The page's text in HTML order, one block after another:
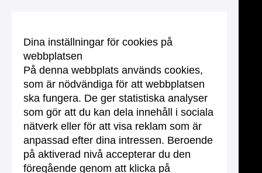
Dina inställningar för cookies på
webbplatsen
På denna webbplats används cookies,
som är nödvändiga för att webbplatsen
ska fungera. De ger statistiska analyser
som gör att du kan dela innehåll i sociala
nätverk eller för att visa reklam som är
anpassad efter dina intressen. Beroende
på aktiverad nivå accepterar du den
föregående genom att klicka på